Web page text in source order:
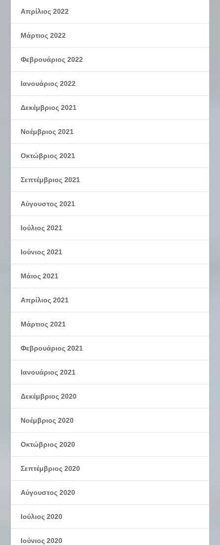
Απρίλιος 2022
Μάρτιος 2022
Φεβρουάριος 2022
Ιανουάριος 2022
Δεκέμβριος 2021
Νοέμβριος 2021
Οκτώβριος 2021
Σεπτέμβριος 2021
Αύγουστος 2021
Ιούλιος 2021
Ιούνιος 2021
Μάιος 2021
Απρίλιος 2021
Μάρτιος 2021
Φεβρουάριος 2021
Ιανουάριος 2021
Δεκέμβριος 2020
Νοέμβριος 2020
Οκτώβριος 2020
Σεπτέμβριος 2020
Αύγουστος 2020
Ιούλιος 2020
Ιούνιος 2020